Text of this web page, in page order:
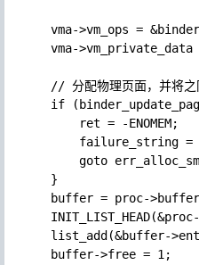
vma->vm_ops =
vma->vm_private_data
// 分配物理页面，并将之
if
        ret = -ENOMEM;
failure_string =
goto
    }
buffer = proc-
list_add(&buffer-
    buffer->free = 1;